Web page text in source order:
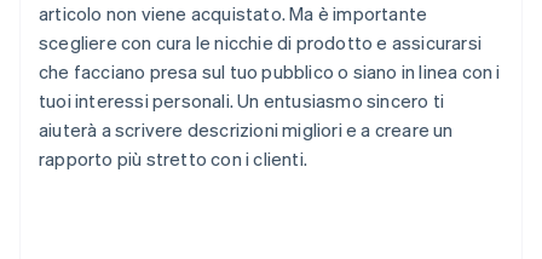
articolo non viene acquistato. Ma è importante
scegliere con cura le nicchie di prodotto e assicurarsi
che facciano presa sul tuo pubblico o siano in linea con i
tuoi interessi personali. Un entusiasmo sincero ti
aiuterà a scrivere descrizioni migliori e a creare un
rapporto più stretto con i clienti.